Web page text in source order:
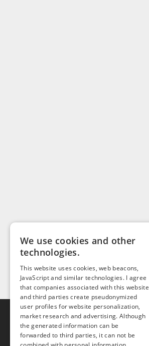
Popcorn.dating
Help & Support
We use cookies and other
technologies.
This website uses cookies, web beacons,
JavaScript and similar technologies. I agree
that companies associated with this website
and third parties create pseudonymized
user profiles for website personalization,
market research and advertising. Although
the generated information can be
forwarded to third parties, it can not be